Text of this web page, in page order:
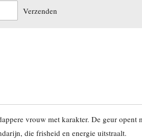
Verzenden
vrouw met karakter. De geur opent
die frisheid en energie uitstraalt.